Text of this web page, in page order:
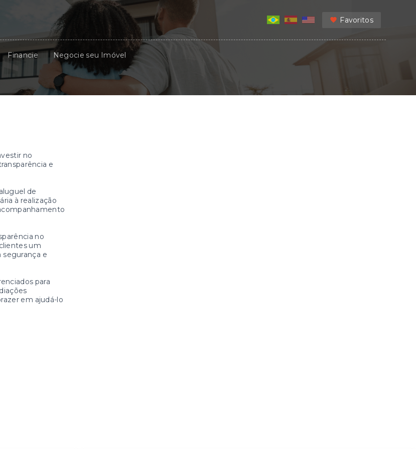
Favoritos
Financie Negocie seu Imóvel
no
e
de
à realização
no
um
e
para
em ajudá-lo